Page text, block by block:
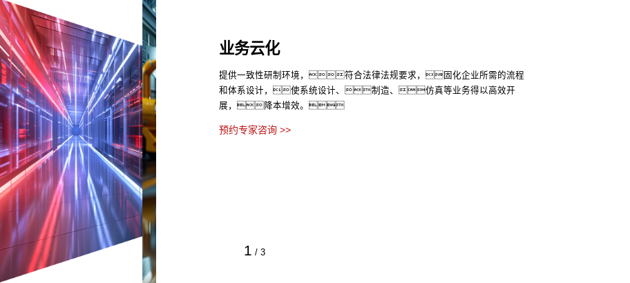
1 / 3
业务云化
提供一致性研制环境，符合法律法规要求，固化企业所需的流程
和体系设计，使系统设计、制造、仿真等业务得以高效开
展，降本增效。
预约专家咨询 >>